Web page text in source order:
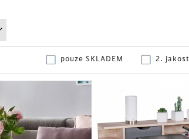
2. jakost
pouze SKLADEM